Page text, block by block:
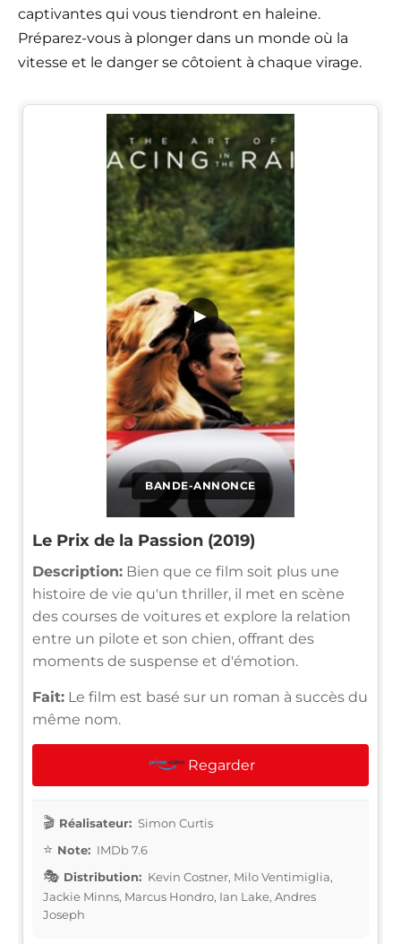
captivantes qui vous tiendront en haleine.
Préparez-vous à plonger dans un monde où la
vitesse et le danger se côtoient à chaque virage.
BANDE-ANNONCE
▶
Le Prix de la Passion (2019)
Description: Bien que ce film soit plus une
histoire de vie qu'un thriller, il met en scène
des courses de voitures et explore la relation
entre un pilote et son chien, offrant des
moments de suspense et d'émotion.
Fait: Le film est basé sur un roman à succès du
même nom.
Regarder
Réalisateur: Simon Curtis
Note: IMDb 7.6
Distribution: Kevin Costner, Milo Ventimiglia,
Jackie Minns, Marcus Hondro, Ian Lake, Andres
Joseph